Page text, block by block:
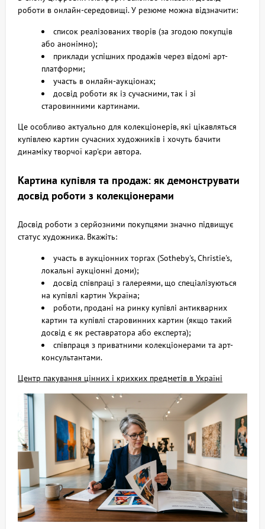
роботи в онлайн-середовищі. У резюме можна відзначити:
список реалізованих творів (за згодою покупців
або анонімно);
приклади успішних продажів через відомі арт-
платформи;
участь в онлайн-аукціонах;
досвід роботи як із сучасними, так і зі
старовинними картинами.
Це особливо актуально для колекціонерів, які цікавляться
купівлею картин сучасних художників і хочуть бачити
динаміку творчої кар'єри автора.
Картина купівля та продаж: як демонструвати
досвід роботи з колекціонерами
Досвід роботи з серйозними покупцями значно підвищує
статус художника. Вкажіть:
участь в аукціонних торгах (Sotheby's, Christie's,
локальні аукціонні доми);
досвід співпраці з галереями, що спеціалізуються
на купівлі картин Україна;
роботи, продані на ринку купівлі антикварних
картин та купівлі старовинних картин (якщо такий
досвід є як реставратора або експерта);
співпраця з приватними колекціонерами та арт-
консультантами.
Центр пакування цінних і крихких предметів в Україні